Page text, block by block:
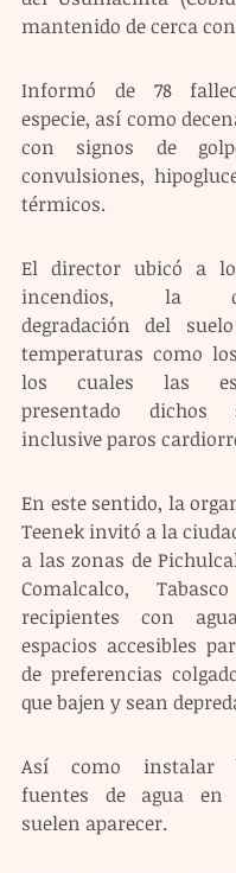
mantenido de cerca
Informó de 78
especie, así como
con signos de
convulsiones,
térmicos.
El director ubicó a
incendios, la
degradación del
temperaturas como
los cuales las
presentado dichos
inclusive paros
En este sentido, la
Teenek invitó a la
a las zonas de
Comalcalco,
recipientes con
espacios accesibles
de preferencias
que bajen y sean
Así como instalar
fuentes de agua en
suelen aparecer.